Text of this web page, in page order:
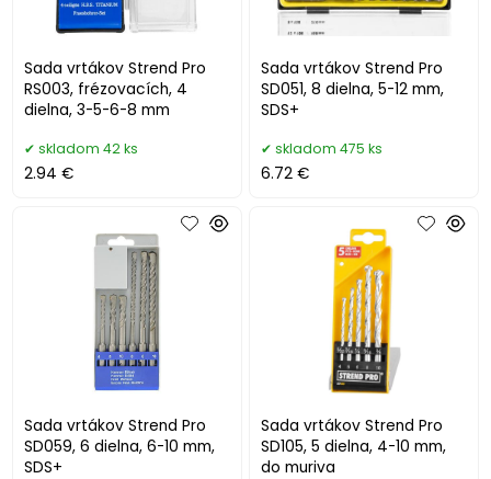
Sada vrtákov Strend Pro
RS003, frézovacích, 4
dielna, 3-5-6-8 mm
skladom 42 ks
2.94 €
Sada vrtákov Strend Pro
SD051, 8 dielna, 5-12 mm,
SDS+
skladom 475 ks
6.72 €
Sada vrtákov Strend Pro
SD059, 6 dielna, 6-10 mm,
SDS+
Sada vrtákov Strend Pro
SD105, 5 dielna, 4-10 mm,
do muriva